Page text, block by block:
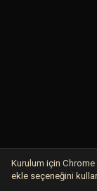
Kurulum için
ekle seçeneğini